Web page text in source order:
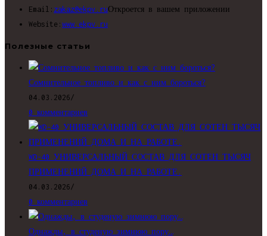
Email: zakaz@ekpv.ruОткроется в вашем приложении
Website: www.ekpv.ru
Полезные статьи
Сомнительное топливо и как с ним бороться?
04.03.2026 /
0 комментариев
WD-40 УНИВЕРСАЛЬНЫЙ СОСТАВ ДЛЯ СОТЕН ТЫСЯЧ
ПРИМЕНЕНИЙ ДОМА И НА РАБОТЕ.
04.03.2026 /
0 комментариев
Однажды, в студеную зимнюю пору…